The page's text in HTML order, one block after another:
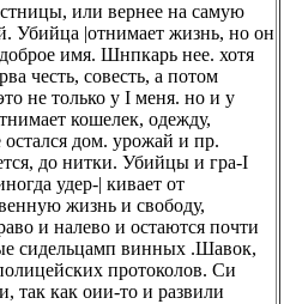
или вернее на самую
Убийца |отнимает жизнь, но он
имя. Шнпкарь нее. хотя
честь, совесть, а потом
не только у I меня. но и у
кошелек, одежду,
дом. урожай и пр.
до нитки. Убийцы и гра-I
удер-| кивает от
жизнь и свободу,
и налево и остаются почти
сидельцамп винных .Шавок,
протоколов. Си
так как оии-то и развили